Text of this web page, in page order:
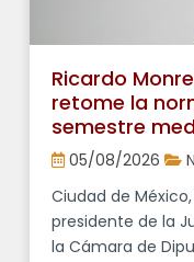
Ricardo
retome la
semestre
05/08/2026
Ciudad de
presidente de la
la Cámara de